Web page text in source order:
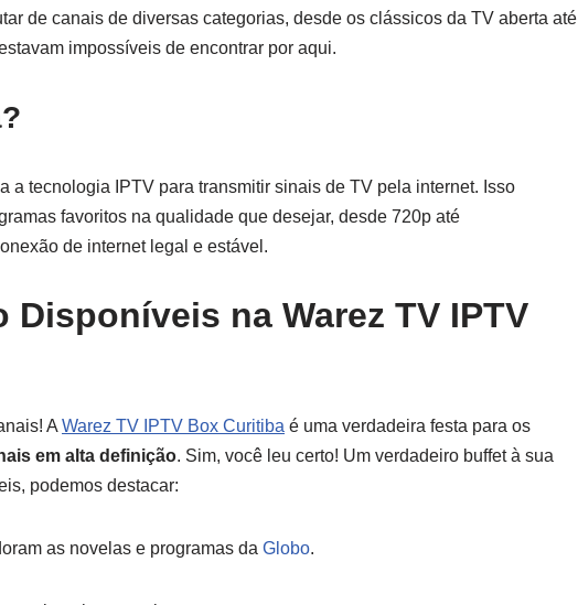
de canais de diversas categorias, desde os clássicos da TV aberta até
impossíveis de encontrar por aqui.
a tecnologia IPTV para transmitir sinais de TV pela internet. Isso
favoritos na qualidade que desejar, desde 720p até
de internet legal e estável.
Disponíveis na Warez TV IPTV
A Warez TV IPTV Box Curitiba é uma verdadeira festa para os
em alta definição. Sim, você leu certo! Um verdadeiro buffet à sua
podemos destacar:
as novelas e programas da Globo.